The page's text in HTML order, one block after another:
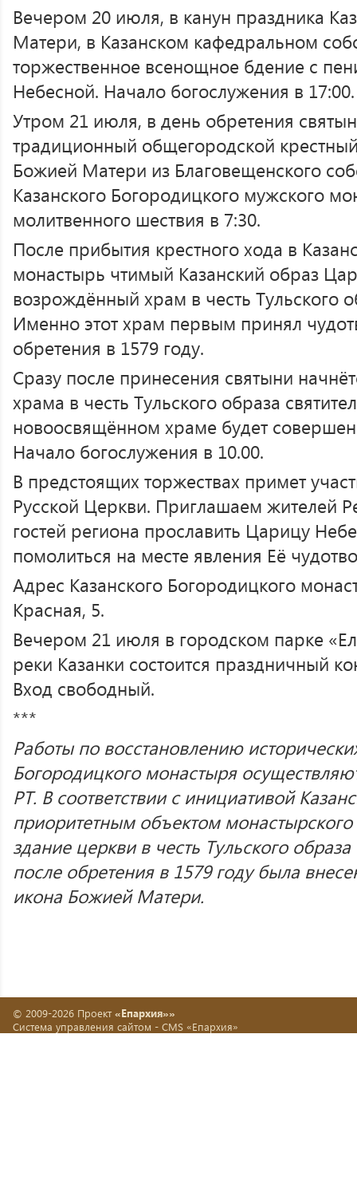
Вечером 20 июля, в канун праздника
Матери, в Казанском кафедральном
торжественное всенощное бдение с
Небесной. Начало богослужения в 17:00.
Утром 21 июля, в день обретения
традиционный общегородской
Божией Матери из Благовещенского
Казанского Богородицкого мужского
молитвенного шествия в 7:30.
После прибытия крестного хода в
монастырь чтимый Казанский образ
возрождённый храм в честь Тульского
Именно этот храм первым принял
обретения в 1579 году.
Сразу после принесения святыни
храма в честь Тульского образа
новоосвящённом храме будет
Начало богослужения в 10.00.
В предстоящих торжествах примет
Русской Церкви. Приглашаем жителей
гостей региона прославить Царицу
помолиться на месте явления Её
Адрес Казанского Богородицкого
Красная, 5.
Вечером 21 июля в городском парке
реки Казанки состоится праздничный
Вход свободный.
***
Работы по восстановлению
Богородицкого монастыря
РТ. В соответствии с инициативой
приоритетным объектом
здание церкви в честь Тульского
после обретения в 1579 году была
икона Божией Матери.
© 2009-2026 Проект «Епархия»»
Система управления сайтом - CMS «Епархия»